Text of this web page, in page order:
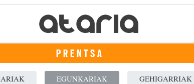
PRENTSA
EGUNKARIAK GEHIGARRIAK